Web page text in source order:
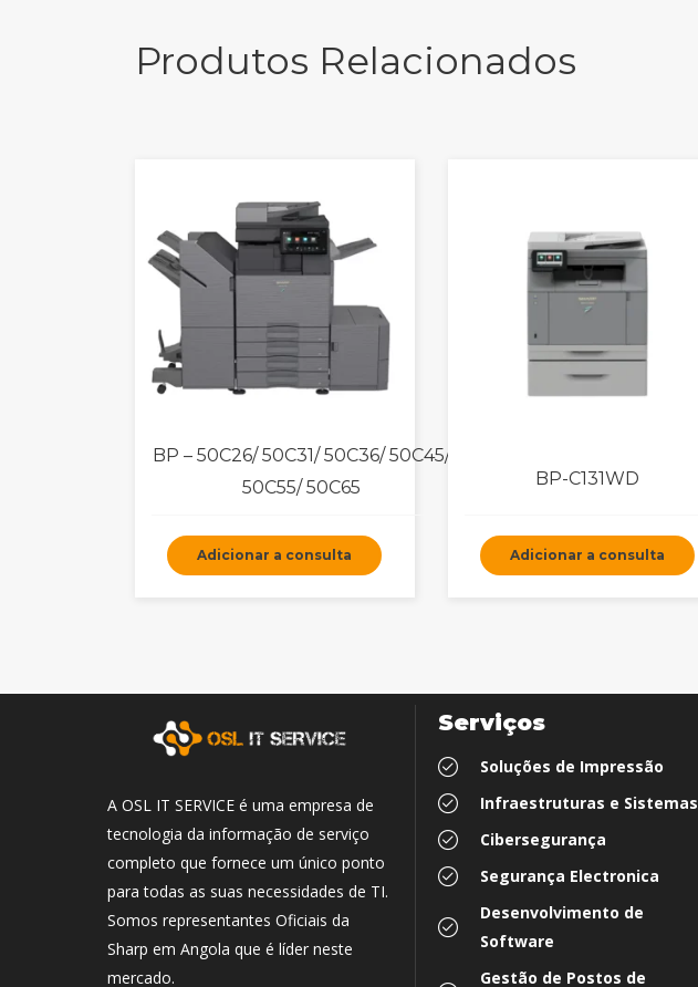
Produtos Relacionados
BP – 50C26/ 50C31/ 50C36/ 50C45/
50C55/ 50C65
Adicionar a consulta
BP-C131WD
Adicionar a consulta
A OSL IT SERVICE é uma empresa de
tecnologia da informação de serviço
completo que fornece um único ponto
para todas as suas necessidades de TI.
Somos representantes Oficiais da
Sharp em Angola que é líder neste
mercado.
Serviços
Soluções de Impressão
Infraestruturas e Sistemas
Cibersegurança
Segurança Electronica
Desenvolvimento de
Software
Gestão de Postos de